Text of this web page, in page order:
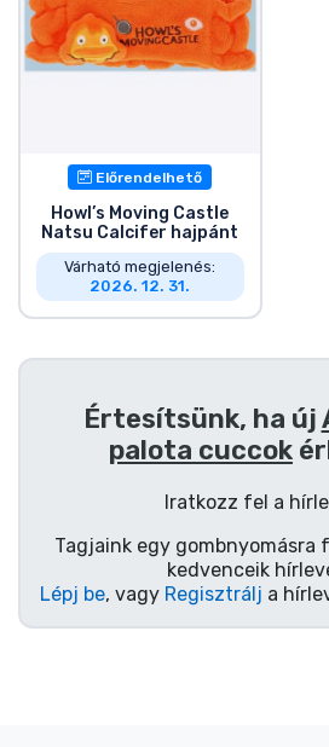
Előrendelhető
Howl’s Moving Castle
Natsu Calcifer hajpánt
Várható megjelenés:
2026. 12. 31.
Értesítsünk, ha új
palota cuccok
Iratkozz fel a
Tagjaink egy gombnyomásra
kedvenceik
Lépj be, vagy Regisztrálj a
Sorozatos cuccok
Mesés cuccok
Animés cuccok
Gamer cuccok
Zenés cuccok
Terméktípusok
Márkák